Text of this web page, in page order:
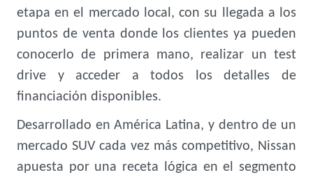
etapa en el mercado local, con su llegada a los
puntos de venta donde los clientes ya pueden
conocerlo de primera mano, realizar un test
drive y acceder a todos los detalles de
financiación disponibles.
Desarrollado en América Latina, y dentro de un
mercado SUV cada vez más competitivo, Nissan
apuesta por una receta lógica en el segmento